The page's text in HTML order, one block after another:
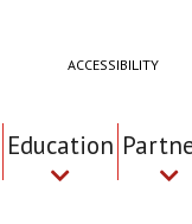
ACCESSIBILITY
Education